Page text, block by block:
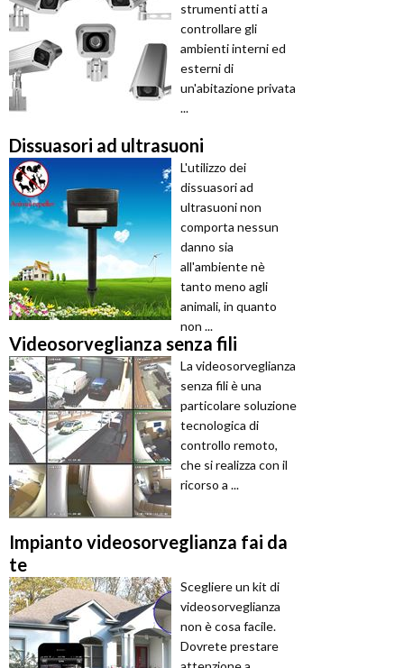
strumenti atti a
controllare gli
ambienti interni ed
esterni di
un'abitazione privata
...
Dissuasori ad ultrasuoni
L'utilizzo dei
dissuasori ad
ultrasuoni non
comporta nessun
danno sia
all'ambiente nè
tanto meno agli
animali, in quanto
non ...
Videosorveglianza senza fili
La videosorveglianza
senza fili è una
particolare soluzione
tecnologica di
controllo remoto,
che si realizza con il
ricorso a ...
Impianto videosorveglianza fai da
te
Scegliere un kit di
videosorveglianza
non è cosa facile.
Dovrete prestare